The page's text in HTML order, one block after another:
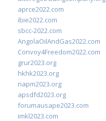
aprce2022.com
ibie2022.com
sbcc-2022.com
AngolaOilAndGas2022.com
Convoy4Freedom2022.com
grur2023.org
hkhk2023.org
napm2023.org
apsdfd2023.org
forumausape2023.com
imkl2023.com